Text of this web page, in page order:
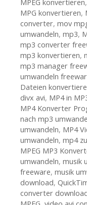
MPEG konvertieren,
MPG konvertieren,
converter, mov
umwandeln, mp3,
mp3 converter
mp3 konvertieren,
mp3 manager
umwandeln
Dateien
divx avi, MP4 in
MP4 Konverter
nach mp3
umwandeln, MP4
umwandeln, mp4
MPEG MP3
umwandeln, musik
freeware, musik
download,
converter